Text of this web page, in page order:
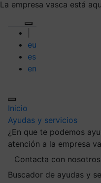
La empresa vasca está
eu
es
en
Inicio
Ayudas y servicios
¿En que te podemos
atención a la empresa
Contacta con nosotros
Buscador de ayudas y